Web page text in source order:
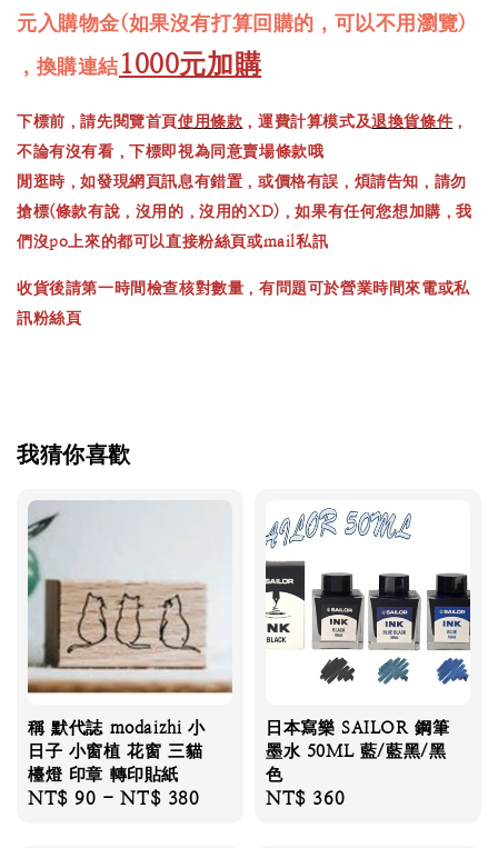
元入購物金(如果沒有打算回購的，可以不用瀏覽)
，換購連結1000元加購
下標前，請先閱覽首頁使用條款 ，運費計算模式及退換貨條件 ，
不論有沒有看，下標即視為同意賣場條款哦
閒逛時，如發現網頁訊息有錯置，或價格有誤，煩請告知，請勿
搶標(條款有說，沒用的，沒用的XD)，如果有任何您想加購，我
們沒po上來的都可以直接粉絲頁或mail私訊
收貨後請第一時間檢查核對數量，有問題可於營業時間來電或私
訊粉絲頁
我猜你喜歡
稱 默代誌 modaizhi 小
日子 小窗植 花窗 三貓
檯燈 印章 轉印貼紙
Regular
NT$ 90 -NT$ 380
日本寫樂 SAILOR 鋼筆
墨水 50ML 藍/藍黑/黑
色
Regular
NT$ 360